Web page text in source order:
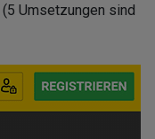
Umsetzungen sind